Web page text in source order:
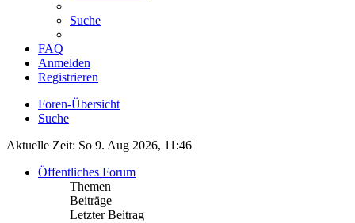
Suche
FAQ
Anmelden
Registrieren
Foren-Übersicht
Suche
Aktuelle Zeit: So 9. Aug 2026, 11:46
Öffentliches Forum
Themen
Beiträge
Letzter Beitrag